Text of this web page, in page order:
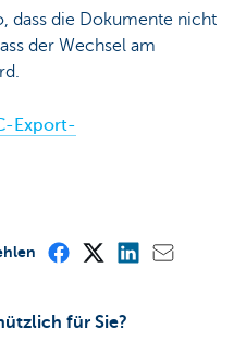
dass die Dokumente nicht
der Wechsel am
Export-
für Sie?